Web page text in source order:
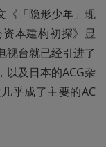
《「隐形少年」现
本建构初探》显
视台就已经引进了
以及日本的ACG杂
乎成了主要的AC